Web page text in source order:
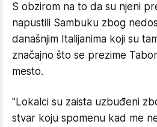
S obzirom na to da su njeni
napustili Sambuku zbog
današnjim Italijanima koji su
značajno što se prezime
mesto.
"Lokalci su zaista uzbuđeni
stvar koju spomenu kad me